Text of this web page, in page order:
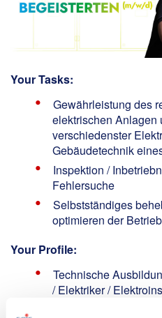
Your Tasks:
Gewährleistung des
elektrischen Anlagen
verschiedenster
Gebäudetechnik
Inspektion /
Fehlersuche
Selbstständiges
optimieren der
Your Profile:
Technische
/ Elektriker /
Qualifikation,